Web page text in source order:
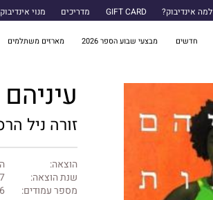
למה אינדיבוק? GIFT CARD מדריכים מנוי אינדיבוק
חדשים מבצעי שבוע הספר 2026 מארזים משתלמים
זורה ניל
הוצאה:
שנת הוצאה:
מספר עמודים: